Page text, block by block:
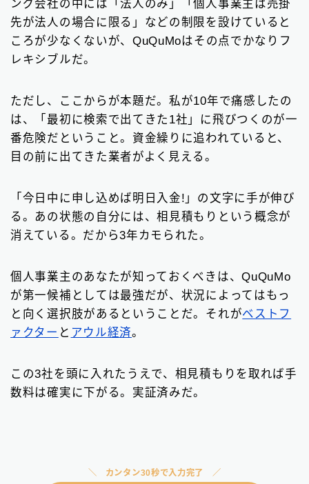
ング会社の中には「法人のみ」「個人事業主は売掛
先が法人の場合に限る」などの制限を設けていると
ころが少なくないが、QuQuMoはその点でかなりフ
レキシブルだ。
ただし、ここからが本題だ。私が10年で痛感したの
は、「最初に検索で出てきた1社」に飛びつくのが一
番危険だということ。資金繰りに追われていると、
目の前に出てきた業者がよく見える。
「今日中に申し込めば明日入金!」の文字に手が伸び
る。あの状態の自分には、相見積もりという概念が
消えている。だから3年カモられた。
個人事業主のあなたが知っておくべきは、QuQuMo
が第一候補としては最強だが、状況によってはもっ
と向く選択肢があるということだ。それがベストフ
ァクター と アウル経済。
この3社を頭に入れたうえで、相見積もりを取れば手
数料は確実に下がる。実証済みだ。
カンタン30秒で入力完了